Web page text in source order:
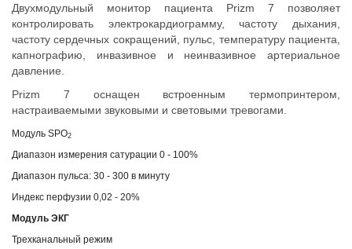
Двухмодульный монитор пациента Prizm 7 позволяет
контролировать электрокардиограмму, частоту дыхания,
частоту сердечных сокращений, пульс, температуру пациента,
капнографию, инвазивное и неинвазивное артериальное
давление.
Prizm 7 оснащен встроенным термопринтером,
настраиваемыми звуковыми и световыми тревогами.
Модуль SPO2
Диапазон измерения сатурации 0 - 100%
Диапазон пульса: 30 - 300 в минуту
Индекс перфузии 0,02 - 20%
Модуль ЭКГ
Трехканальный режим